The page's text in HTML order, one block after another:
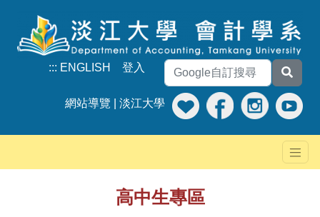
::: ENGLISH 登入
網站導覽 淡江大學
高中生專區